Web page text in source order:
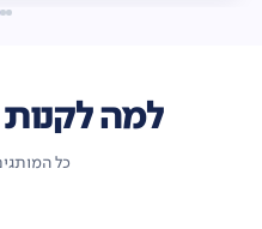
למה
כל